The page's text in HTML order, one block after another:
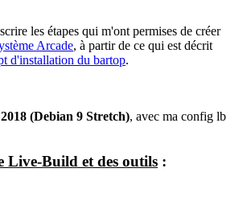
les étapes qui m'ont permises de créer
Arcade, à partir de ce qui est décrit
d'installation du bartop.
(Debian 9 Stretch), avec ma config lb
Live-Build et des outils :